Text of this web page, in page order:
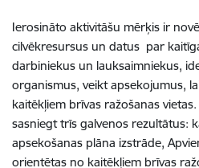
Ierosināto aktivitāšu mērķis ir
cilvēkresursus un datus par
darbiniekus un lauksaimniekus,
organismus, veikt apsekojumus,
kaitēkļiem brīvas ražošanas
sasniegt trīs galvenos rezultātus:
apsekošanas plāna izstrāde,
orientētas no kaitēkļiem brīvas